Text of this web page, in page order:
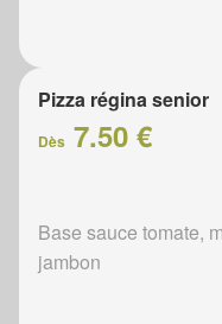
Pizza régina senior
Dès 7.50 €
Base sauce tomate,
jambon